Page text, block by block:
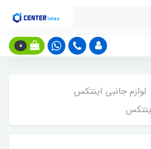
0
لوازم جانبی اینتکس